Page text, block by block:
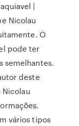
|
Nicolau
O
pode ter
semelhantes.
deste
Nicolau
vários tipos